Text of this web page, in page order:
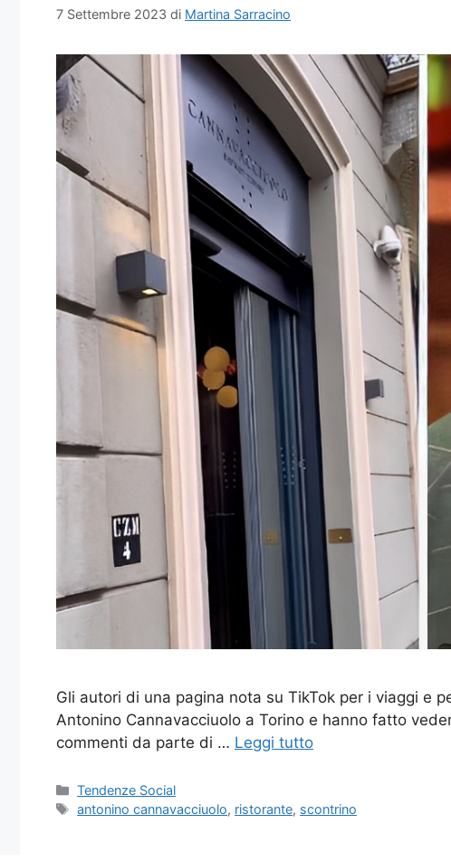
7 Settembre 2023 di Martina Sarracino
Gli autori di una pagina nota su TikTok per i viaggi e
Antonino Cannavacciuolo a Torino e hanno fatto
commenti da parte di … Leggi tutto
Categorie
Tendenze Social
Tag
antonino cannavacciuolo, ristorante, scontrino